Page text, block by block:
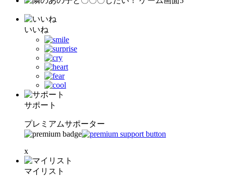
いいね
サポート
プレミアムサポーター
x
マイリスト